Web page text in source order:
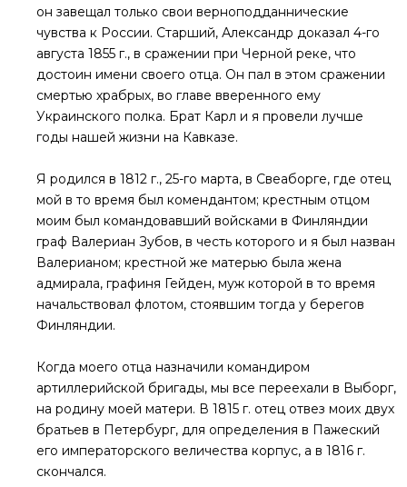
он завещал только свои верноподданнические
чувства к России. Старший, Александр доказал 4-го
августа 1855 г., в сражении при Черной реке, что
достоин имени своего отца. Он пал в этом сражении
смертью храбрых, во главе вверенного ему
Украинского полка. Брат Карл и я провели лучше
годы нашей жизни на Кавказе.
Я родился в 1812 г., 25-го марта, в Свеаборге, где отец
мой в то время был комендантом; крестным отцом
моим был командовавший войсками в Финляндии
граф Валериан Зубов, в честь которого и я был назван
Валерианом; крестной же матерью была жена
адмирала, графиня Гейден, муж которой в то время
начальствовал флотом, стоявшим тогда у берегов
Финляндии.
Когда моего отца назначили командиром
артиллерийской бригады, мы все переехали в Выборг,
на родину моей матери. В 1815 г. отец отвез моих двух
братьев в Петербург, для определения в Пажеский
его императорского величества корпус, а в 1816 г.
скончался.